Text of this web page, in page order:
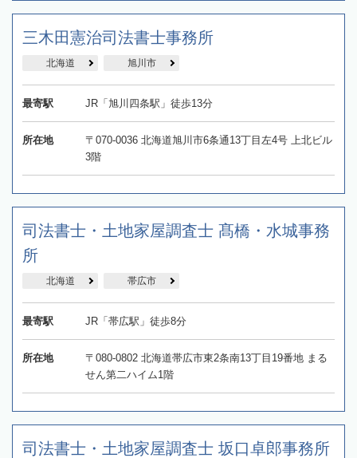
三木田憲治司法書士事務所
北海道 旭川市
最寄駅 JR「旭川四条駅」徒歩13分
所在地
〒070-0036 北海道旭川市6条通13丁目左4号 上北ビル
3階
司法書士・土地家屋調査士 髙橋・水城事務
所
北海道 帯広市
最寄駅 JR「帯広駅」徒歩8分
所在地
〒080-0802 北海道帯広市東2条南13丁目19番地 まる
せん第二ハイム1階
司法書士・土地家屋調査士 坂口卓郎事務所